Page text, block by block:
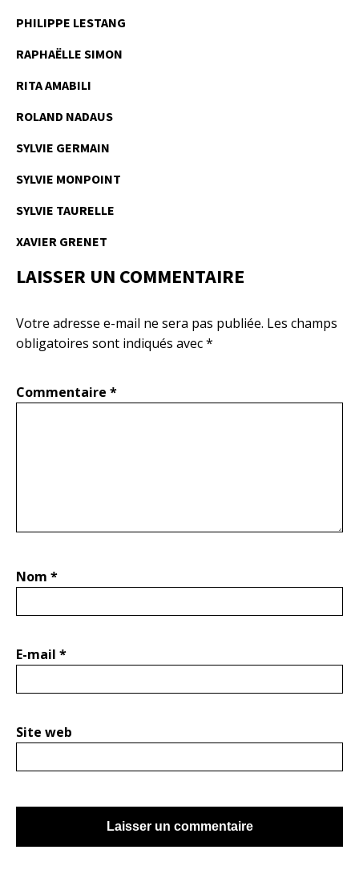
PHILIPPE LESTANG
RAPHAËLLE SIMON
RITA AMABILI
ROLAND NADAUS
SYLVIE GERMAIN
SYLVIE MONPOINT
SYLVIE TAURELLE
XAVIER GRENET
LAISSER UN COMMENTAIRE
Votre adresse e-mail ne sera pas publiée. Les champs
obligatoires sont indiqués avec*
Commentaire *
Nom *
E-mail *
Site web